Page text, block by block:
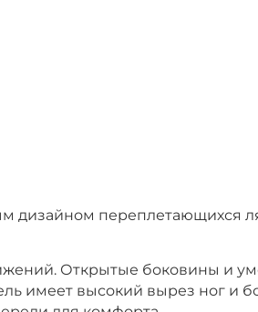
дизайном переплетающихся
Открытые боковины и
имеет высокий вырез ног и